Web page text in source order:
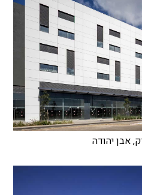
אבן יהודה